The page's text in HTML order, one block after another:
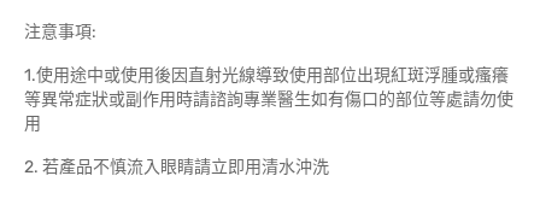
注意事項:
1.使用途中或使用後因直射光線導致使用部位出現紅斑浮腫或瘙癢
等異常症狀或副作用時請諮詢專業醫生如有傷口的部位等處請勿使
用
2. 若產品不慎流入眼睛請立即用清水沖洗